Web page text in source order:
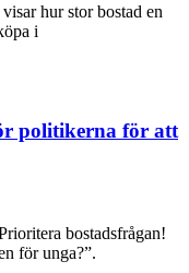
hur stor bostad en
i
politikerna för att
bostadsfrågan!
för unga?”.